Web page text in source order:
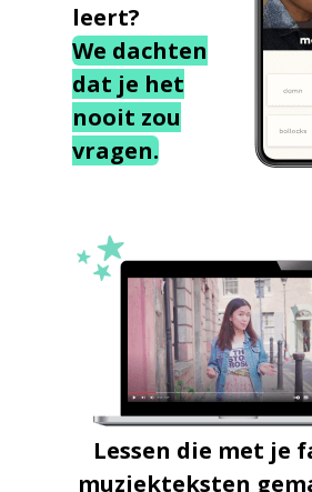
leert?
We dachten
dat je het
nooit zou
vragen.
Lessen die met je
muziekteksten